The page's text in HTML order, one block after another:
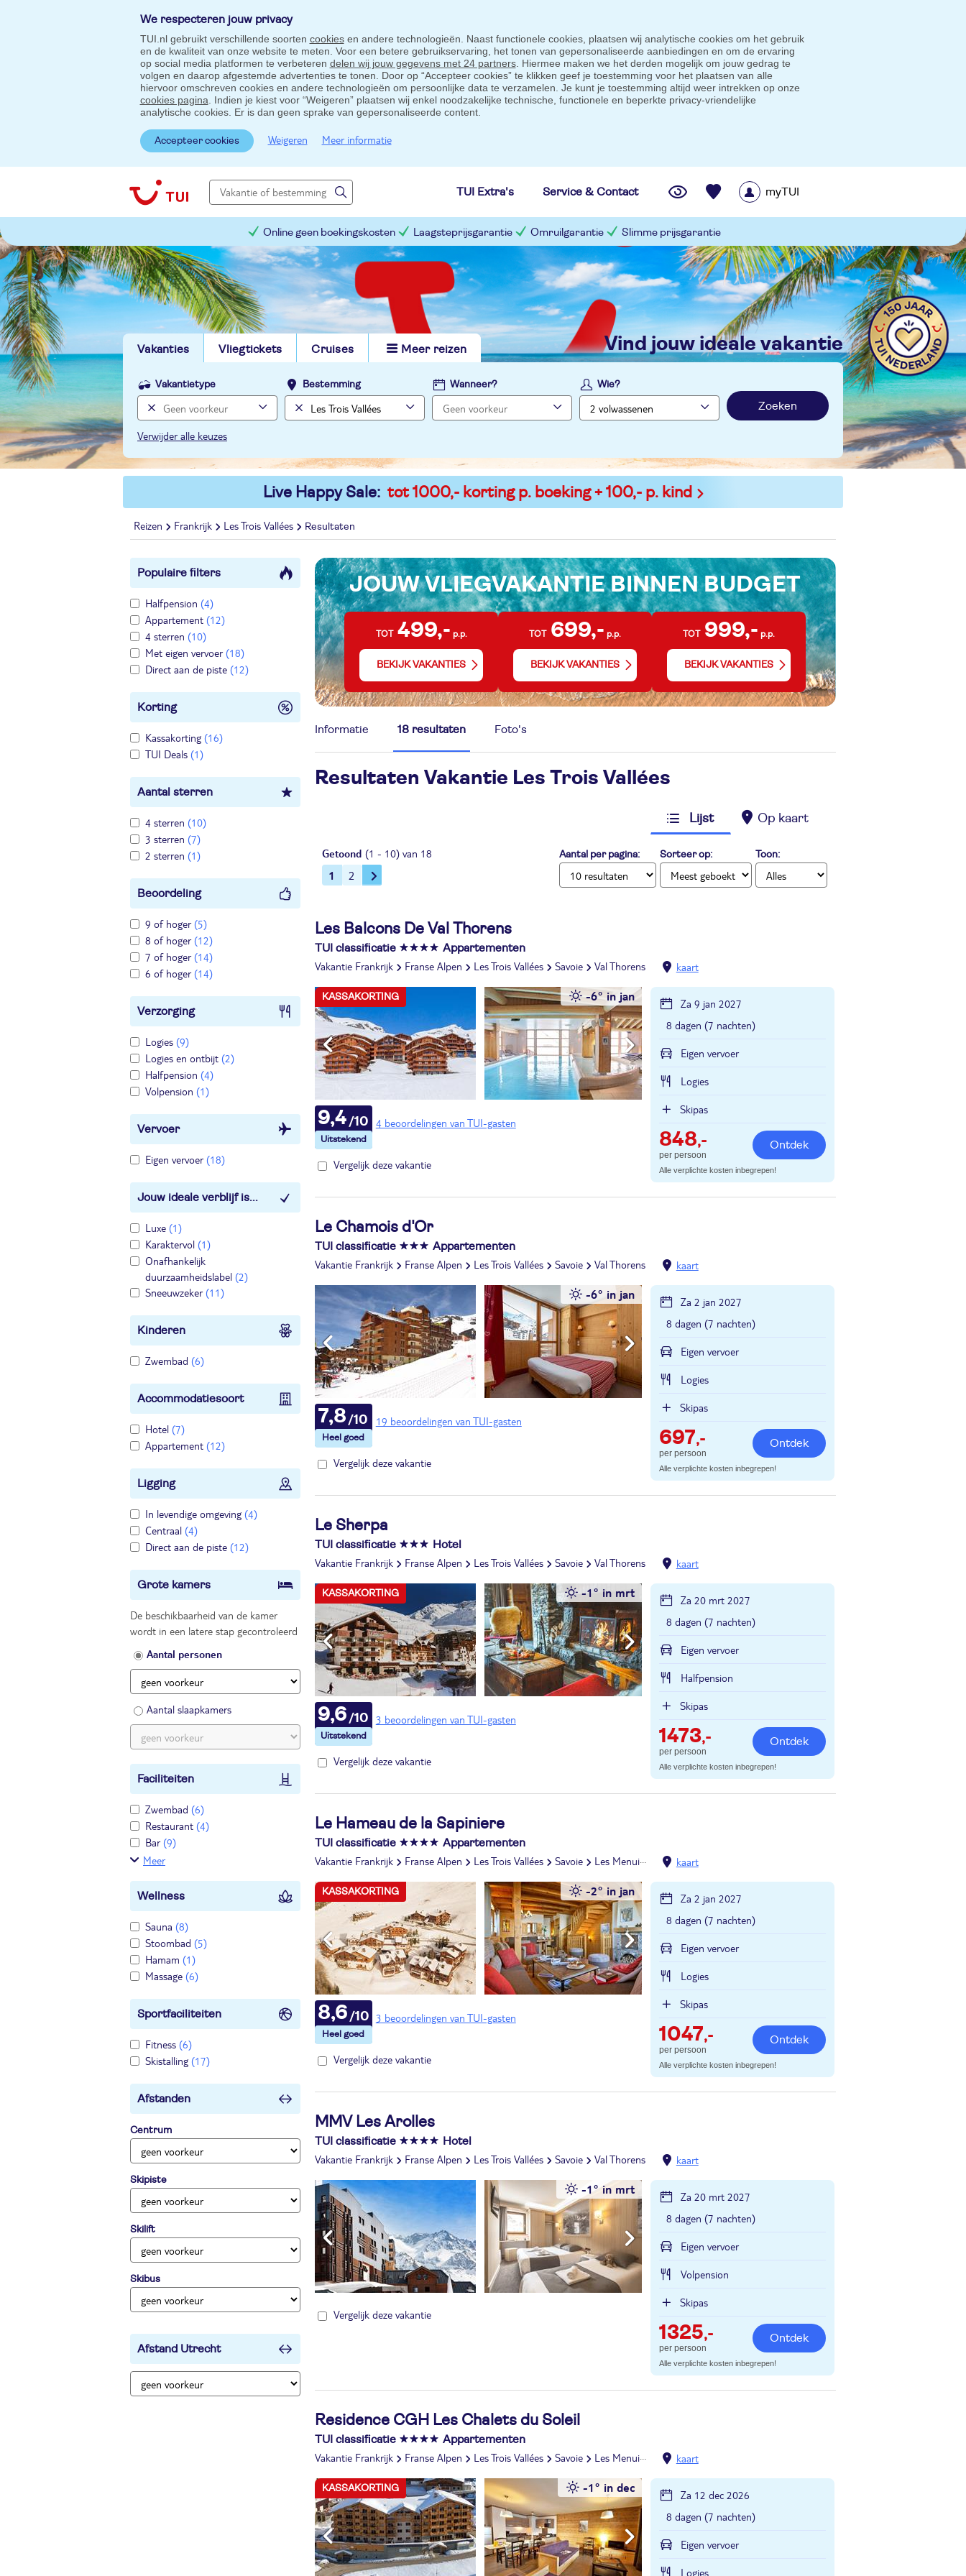
We respecteren jouw privacy
TUI.nl gebruikt verschillende soorten cookiesen andere technologieën. Naast functionele cookies, plaatsen wij analytische cookies om het gebruik
en de kwaliteit van onze website te meten. Voor een betere gebruikservaring, het tonen van gepersonaliseerde aanbiedingen en om de ervaring
op social media platformen te verbeteren delen wij jouw gegevens met 24 partners. Hiermee maken we het derden mogelijk om jouw gedrag te
volgen en daarop afgestemde advertenties te tonen. Door op “Accepteer cookies” te klikken geef je toestemming voor het plaatsen van alle
hiervoor omschreven cookies en andere technologieën om persoonlijke data te verzamelen. Je kunt je toestemming altijd weer intrekken op onze
cookies pagina . Indien je kiest voor “Weigeren” plaatsen wij enkel noodzakelijke technische, functionele en beperkte privacy-vriendelijke
analytische cookies. Er is dan geen sprake van gepersonaliseerde content.
Accepteer cookies Weigeren Meer informatie
TUI Extra's Service & Contact myTUI
Online geen boekingskosten Laagsteprijsgarantie Omruilgarantie Slimme prijsgarantie
Vakanties Vliegtickets Cruises Meer reizen vind jouw ideale vakantie
Vakantietype Bestemming Wanneer? Wie?
Zoeken
Verwijder alle keuzes
Live Happy Sale: tot 1000,- korting p. boeking + 100,- p. kind
Reizen Frankrijk Les Trois Vallées Resultaten
Populaire filters
Halfpension (4)
Appartement (12)
4 sterren (10)
Met eigen vervoer(18)
Direct aan de piste (12)
Korting
Kassakorting (16)
TUI Deals (1)
Aantal sterren
4 sterren (10)
3 sterren (7)
2 sterren (1)
Beoordeling
9 of hoger(5)
8 of hoger(12)
7 of hoger(14)
6 of hoger(14)
Verzorging
Logies (9)
Logies en ontbijt (2)
Halfpension (4)
Volpension (1)
Vervoer
Eigen vervoer(18)
Jouw ideale verblijf is...
Luxe (1)
Karaktervol (1)
Onafhankelijk
duurzaamheidslabel (2)
Sneeuwzeker(11)
Kinderen
Zwembad (6)
Accommodatiesoort
Hotel (7)
Appartement (12)
Ligging
In levendige omgeving (4)
Centraal (4)
Direct aan de piste (12)
Grote kamers
De beschikbaarheid van de kamer
wordt in een latere stap gecontroleerd
Aantal personen
Aantal slaapkamers
Faciliteiten
Zwembad (6)
Restaurant (4)
Bar(9)
Meer
Wellness
Sauna (8)
Stoombad (5)
Hamam (1)
Massage (6)
Sportfaciliteiten
Fitness (6)
Skistalling (17)
Afstanden
Centrum
Skipiste
Skilift
Skibus
Afstand Utrecht
JOUW VLIEGVAKANTIE BINNEN BUDGET
TOT 499,- p.p.
BEKIJK VAKANTIES
TOT 699,- p.p.
BEKIJK VAKANTIES
TOT 999,- p.p.
BEKIJK VAKANTIES
Informatie 18 resultaten Foto's
Resultaten Vakantie Les Trois Vallées
Lijst Op kaart
Getoond (1 - 10) van 18
1 2
Aantal per pagina: Sorteer op: Toon:
Les Balcons De Val Thorens
TUI classificatie Appartementen
Vakantie Frankrijk Franse Alpen Les Trois Vallées Savoie Val Thorens kaart
-6° in jan
KASSAKORTING
4 beoordelingen van TUI-gasten
9,4
Vergelijk deze vakantie
Za 9 jan 2027
8 dagen (7 nachten)
Eigen vervoer
Logies
Skipas
848,-
per persoon
Ontdek
Alle verplichte kosten inbegrepen!
Le Chamois d'Or
TUI classificatie Appartementen
Vakantie Frankrijk Franse Alpen Les Trois Vallées Savoie Val Thorens kaart
-6° in jan
19 beoordelingen van TUI-gasten
7,8
Vergelijk deze vakantie
Za 2 jan 2027
8 dagen (7 nachten)
Eigen vervoer
Logies
Skipas
697,-
per persoon
Ontdek
Alle verplichte kosten inbegrepen!
Le Sherpa
TUI classificatie Hotel
Vakantie Frankrijk Franse Alpen Les Trois Vallées Savoie Val Thorens kaart
-1° in mrt
KASSAKORTING
3 beoordelingen van TUI-gasten
9,6
Vergelijk deze vakantie
Za 20 mrt 2027
8 dagen (7 nachten)
Eigen vervoer
Halfpension
Skipas
1473,-
per persoon
Ontdek
Alle verplichte kosten inbegrepen!
Le Hameau de la Sapiniere
TUI classificatie Appartementen
Vakantie Frankrijk Franse Alpen Les Trois Vallées Savoie Les Menuires kaart
-2° in jan
KASSAKORTING
3 beoordelingen van TUI-gasten
8,6
Vergelijk deze vakantie
Za 2 jan 2027
8 dagen (7 nachten)
Eigen vervoer
Logies
Skipas
1047,-
per persoon
Ontdek
Alle verplichte kosten inbegrepen!
MMV Les Arolles
TUI classificatie Hotel
Vakantie Frankrijk Franse Alpen Les Trois Vallées Savoie Val Thorens kaart
-1° in mrt
Vergelijk deze vakantie
Za 20 mrt 2027
8 dagen (7 nachten)
Eigen vervoer
Volpension
Skipas
1325,-
per persoon
Ontdek
Alle verplichte kosten inbegrepen!
Residence CGH Les Chalets du Soleil
TUI classificatie Appartementen
Vakantie Frankrijk Franse Alpen Les Trois Vallées Savoie Les Menuires kaart
-1° in dec
KASSAKORTING
Za 12 dec 2026
8 dagen (7 nachten)
Eigen vervoer
Logies